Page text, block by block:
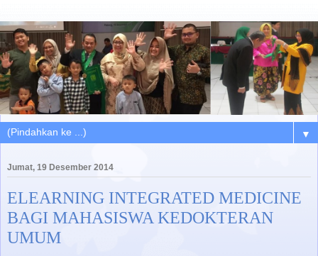
▼
Jumat, 19 Desember 2014
ELEARNING INTEGRATED MEDICINE
BAGI MAHASISWA KEDOKTERAN
UMUM